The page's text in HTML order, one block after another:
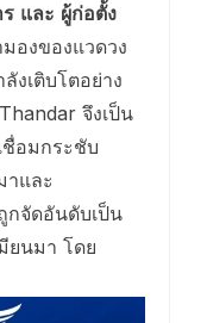
และ ผู้ก่อตั้ง
องของแวดวง
งเติบโตอย่าง
จึงเป็น
อมกระชับ
าและ
กจัดอันดับเป็น
ยนมา โดย